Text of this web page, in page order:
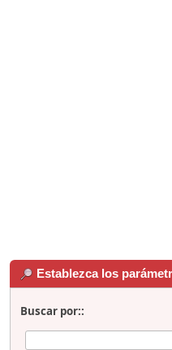
Establezca los
Buscar por::